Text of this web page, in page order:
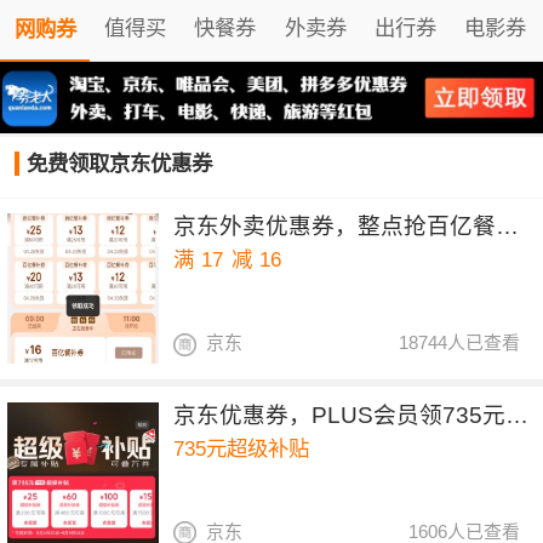
网购券 值得买 快餐券 外卖券 出行券 电影券
免费领取京东优惠券
京东外卖优惠券，整点抢百亿餐补17-16券
满 17 减 16
18744人已查看
京东
京东优惠券，PLUS会员领735元超级补贴
735元超级补贴
1606人已查看
京东